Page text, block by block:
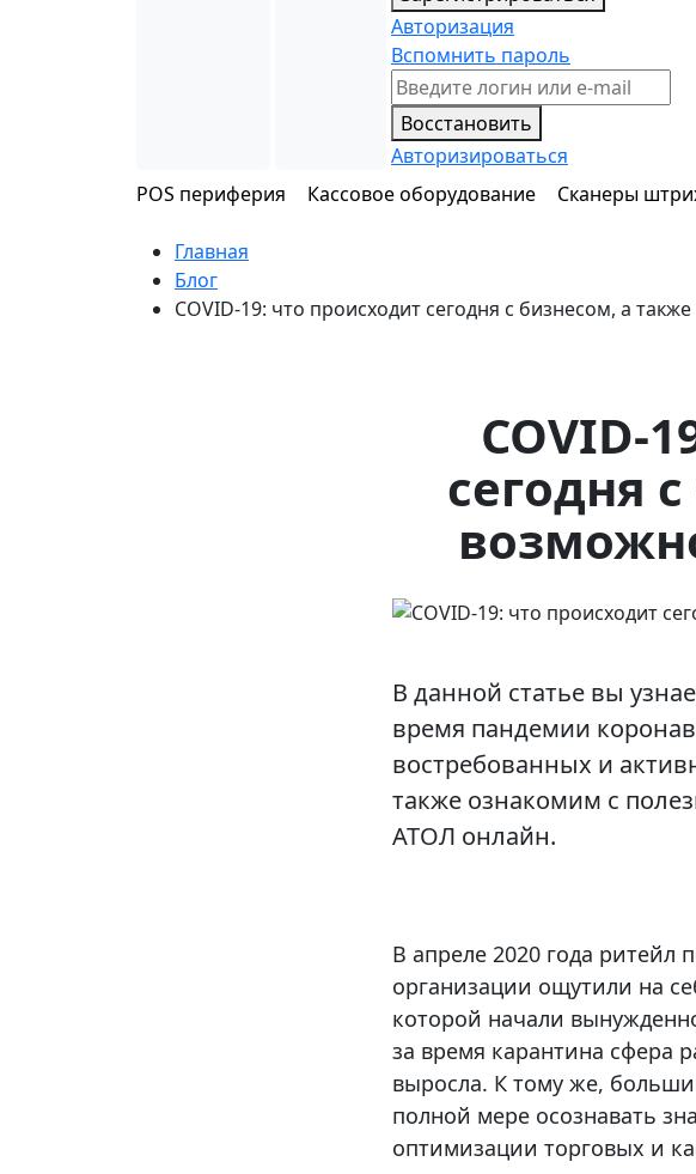
Авторизация
Вспомнить пароль
Восстановить
Авторизироваться
POS периферия
Кассовое оборудование Сканеры
Главная
Блог
COVID-19: что происходит сегодня с бизнесом, а
COVID-
сегодня
В данной статье вы
время пандемии
востребованных и
также ознакомим с
АТОЛ онлайн.
В апреле 2020 года ритейл
организации ощутили на
которой начали
за время карантина сфера
выросла. К тому же,
полной мере осознавать
оптимизации торговых и